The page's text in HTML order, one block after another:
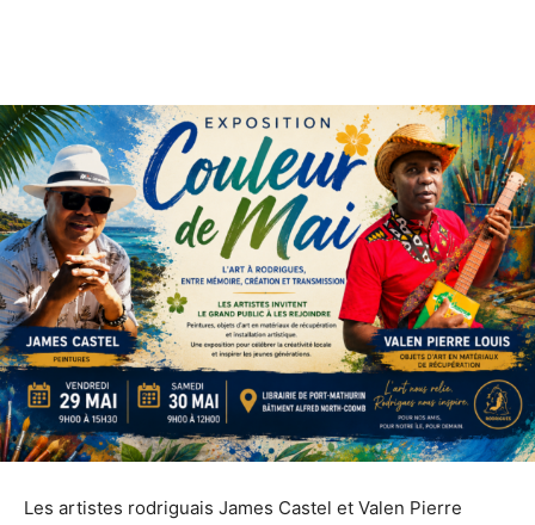
Les artistes rodriguais James Castel et Valen Pierre